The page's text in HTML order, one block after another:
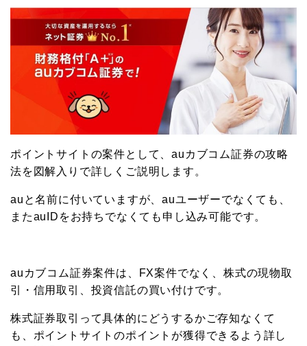
ポイントサイトの案件として、auカブコム証券の攻略
法を図解入りで詳しくご説明します。
auと名前に付いていますが、auユーザーでなくても、
またauIDをお持ちでなくても申し込み可能です。
auカブコム証券案件は、FX案件でなく、株式の現物取
引・信用取引、投資信託の買い付けです。
株式証券取引って具体的にどうするかご存知なくて
も、ポイントサイトのポイントが獲得できるよう詳し